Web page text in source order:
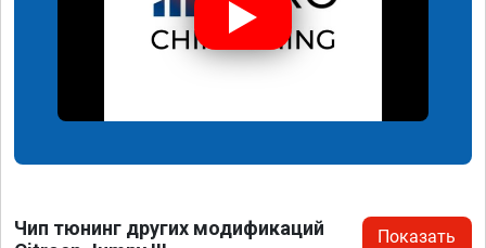
Чип тюнинг других модификаций
Показать